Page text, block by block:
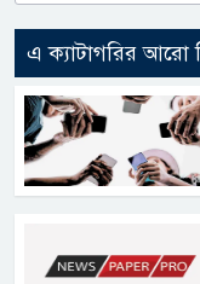
এ ক্যাটাগরির আরো